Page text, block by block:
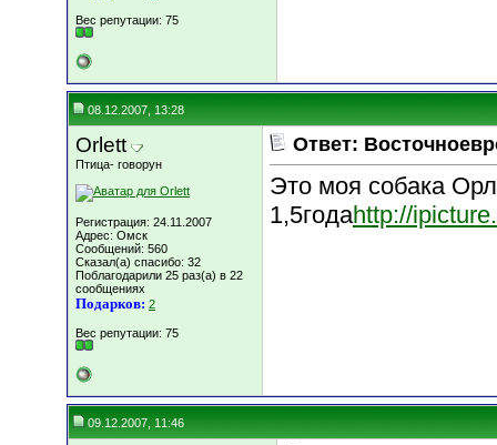
Вес репутации: 75
08.12.2007, 13:28
Orlett
Птица- говорун
Регистрация: 24.11.2007
Адрес: Омск
Сообщений: 560
Сказал(а) спасибо: 32
Поблагодарили 25 раз(а) в 22
сообщениях
Подарков: 2
Вес репутации: 75
Ответ:
Это моя собака
1,5годаhttp://
09.12.2007, 11:46